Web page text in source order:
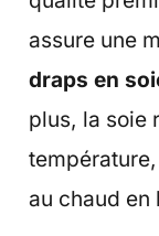
assure une
draps en
plus, la soie
au chaud en